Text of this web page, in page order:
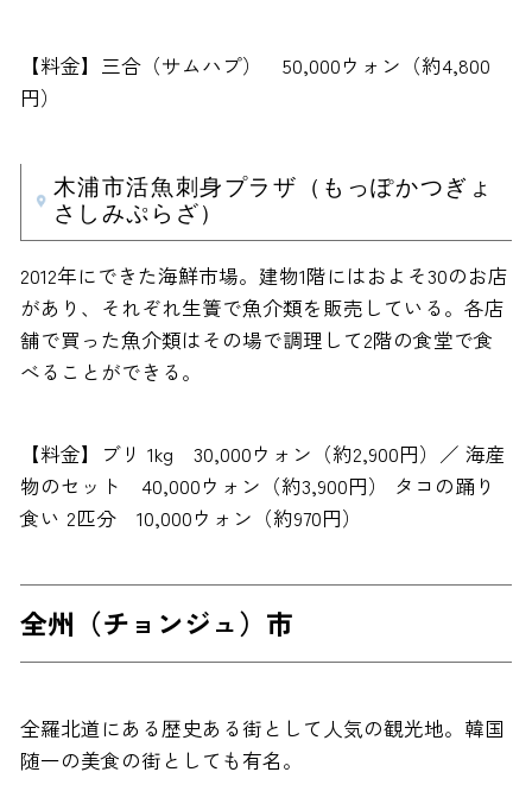
【料金】三合（サムハプ） 50,000ウォン（約4,800
円）
木浦市活魚刺身プラザ（もっぽかつぎょ
さしみぷらざ）
2012年にできた海鮮市場。建物1階にはおよそ30のお店
があり、それぞれ生簀で魚介類を販売している。各店
舗で買った魚介類はその場で調理して2階の食堂で食
べることができる。
【料金】ブリ 1kg 30,000ウォン（約2,900円）／ 海産
物のセット 40,000ウォン（約3,900円） タコの踊り
食い 2匹分 10,000ウォン（約970円）
全州（チョンジュ）市
全羅北道にある歴史ある街として人気の観光地。韓国
随一の美食の街としても有名。